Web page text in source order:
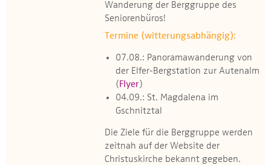
Wanderung der Berggruppe des
Seniorenbüros!
Termine (witterungsabhängig):
07.08.: Panoramawanderung von
der Elfer-Bergstation zur Autenalm
( Flyer)
04.09.: St. Magdalena im
Gschnitztal
Die Ziele für die Berggruppe werden
zeitnah auf der Website der
Christuskirche bekannt gegeben.